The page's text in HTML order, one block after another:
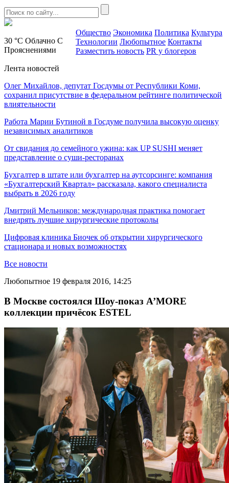
30 °C Облачно С
Прояснениями
Общество Экономика Политика Культура
Технологии Любопытное Контакты
Разместить новость PR у блогеров
Лента новостей
Олег Михайлов, депутат Госдумы от Республики Коми,
сохранил присутствие в федеральном рейтинге политической
влиятельности
Работа Марии Бутиной в Госдуме получила высокую оценку
независимых аналитиков
От свидания до семейного ужина: как UP SUSHI меняет
представление о суши-ресторанах
Бухгалтер в штате или бухгалтер на аутсорсинге: компания
«Бухгалтерский Квартал» рассказала, какого специалиста
выбрать в 2026 году
Дмитрий Мельников: международная практика помогает
внедрять лучшие хирургические протоколы
Цифровая клиника Биочек об открытии хирургического
стационара и новых возможностях
Все новости
Любопытное 19 февраля 2016, 14:25
В Москве состоялся Шоу-показ A’MORE
коллекции причёсок ESTEL